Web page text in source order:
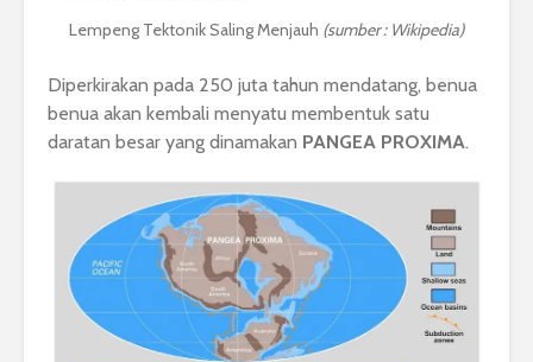
Lempeng Tektonik Saling Menjauh (sumber : Wikipedia)
Diperkirakan pada 250 juta tahun mendatang, benua
benua akan kembali menyatu membentuk satu
daratan besar yang dinamakan PANGEA PROXIMA.